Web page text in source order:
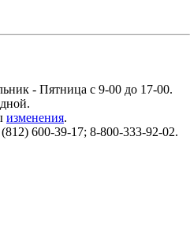
- Пятница с 9-00 до 17-00.
изменения.
600-39-17; 8-800-333-92-02.